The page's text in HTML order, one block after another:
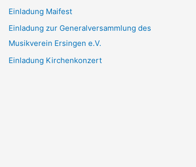
h
:
Einladung Maifest
Einladung zur Generalversammlung des
Musikverein Ersingen e.V.
Einladung Kirchenkonzert